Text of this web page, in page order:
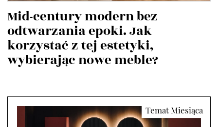
Mid-century modern bez
odtwarzania epoki. Jak
korzystać z tej estetyki,
wybierając nowe meble?